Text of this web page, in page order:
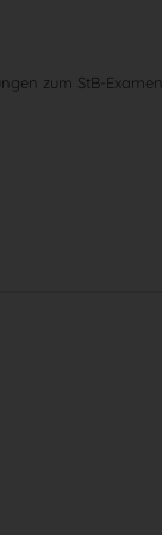
zum StB-Examen